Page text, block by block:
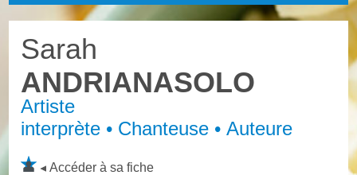
Sarah
ANDRIANASOLO
Artiste
interprète • Chanteuse • Auteure
Accéder à sa fiche